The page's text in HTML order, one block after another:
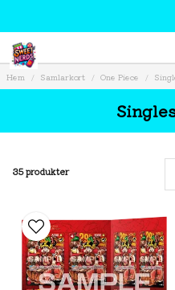
Hem Samlarkort One Piece
35 produkter